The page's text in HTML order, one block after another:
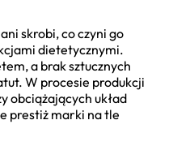
skrobi, co czyni go
dietetycznymi.
a brak sztucznych
W procesie produkcji
obciążających układ
prestiż marki na tle